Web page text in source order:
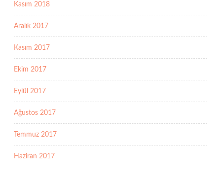
Kasım 2018
Aralık 2017
Kasım 2017
Ekim 2017
Eylül 2017
Ağustos 2017
Temmuz 2017
Haziran 2017